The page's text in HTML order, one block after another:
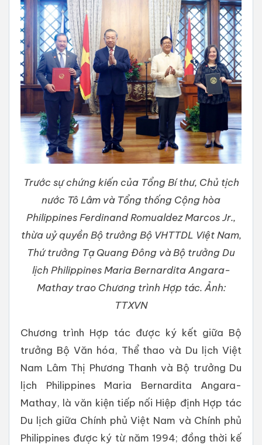
Trước sự chứng kiến của Tổng Bí thư, Chủ tịch
nước Tô Lâm và Tổng thống Cộng hòa
Philippines Ferdinand Romualdez Marcos Jr.,
thừa uỷ quyền Bộ trưởng Bộ VHTTDL Việt Nam,
Thứ trưởng Tạ Quang Đông và Bộ trưởng Du
lịch Philippines Maria Bernardita Angara-
Mathay trao Chương trình Hợp tác. Ảnh:
TTXVN
Chương trình Hợp tác được ký kết giữa Bộ
trưởng Bộ Văn hóa, Thể thao và Du lịch Việt
Nam Lâm Thị Phương Thanh và Bộ trưởng Du
lịch Philippines Maria Bernardita Angara-
Mathay, là văn kiện tiếp nối Hiệp định Hợp tác
Du lịch giữa Chính phủ Việt Nam và Chính phủ
Philippines được ký từ năm 1994; đồng thời kế